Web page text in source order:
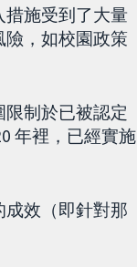
施受到了大量
險，如校園政策
制於已被認定
年裡，已經實施
效（即針對那